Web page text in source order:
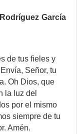
García
de tus fieles y
Señor, tu
Oh Dios, que
la luz del
por el mismo
siempre de tu
Amén.